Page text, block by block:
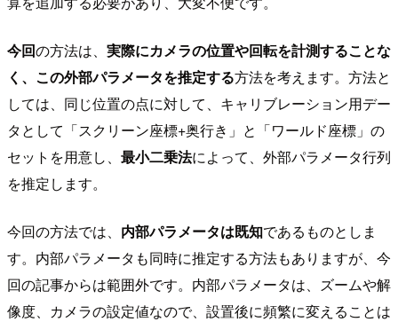
今回の方法は、 実際にカメラの位置や回転を計測することな
く、この外部パラメータを推定する方法を考えます。方法と
しては、同じ位置の点に対して、キャリブレーション用デー
タとして「スクリーン座標+奥行き」と「ワールド座標」の
セットを用意し、 最小二乗法によって、外部パラメータ行列
を推定します。
今回の方法では、 内部パラメータは既知であるものとしま
す。内部パラメータも同時に推定する方法もありますが、今
回の記事からは範囲外です。内部パラメータは、ズームや解
像度、カメラの設定値なので、設置後に頻繁に変えることは